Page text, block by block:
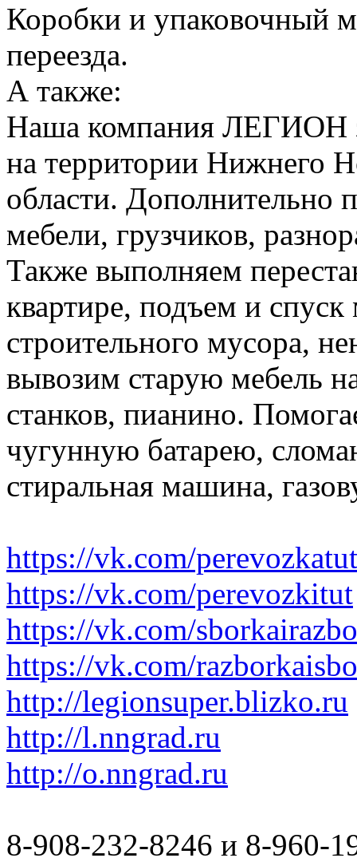
Коробки и упаковочный
переезда.
А также:
Наша компания ЛЕГИОН
на территории Нижнего
области. Дополнительно
мебели, грузчиков,
Также выполняем
квартире, подъем и спуск
строительного мусора,
вывозим старую мебель
станков, пианино.
чугунную батарею,
стиральная машина,
https://vk.com/perevozkatut
https://vk.com/perevozkitut
https://vk.com/
https://vk.com/
http://legionsuper.blizko.ru
http://l.nngrad.ru
http://o.nngrad.ru
8-908-232-8246 и 8-960-